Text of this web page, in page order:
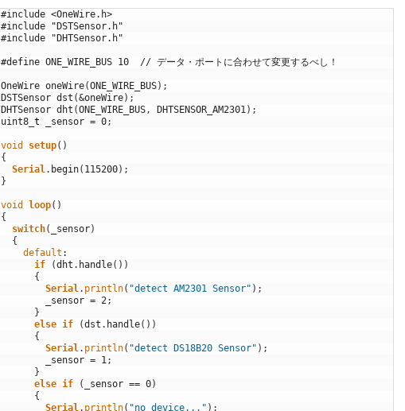
#include <OneWire.h>
#include "DSTSensor.h"
#include "DHTSensor.h"
#define ONE_WIRE_BUS 10  // データ・ポートに合わせて変更するべし！
OneWire oneWire(ONE_WIRE_BUS) ;
DSTSensor dst (&oneWire) ;
DHTSensor dht (ONE_WIRE_BUS , DHTSENSOR_AM2301 ) ;
uint8 t _sensor = 0;
void setup( )
{
Serial . begin( 115200) ;
}
void loop( )
{
switch( _sensor)
{
default :
if
(dht . handle( ) )
{
Serial . println( "detect AM2301 Sensor" ) ;
_sensor = 2 ;
}
else if (dst . handle( ) )
{
Serial . println( "detect DS18B20 Sensor" ) ;
_sensor = 1 ;
}
else if ( _sensor == 0)
{
Serial . println( "no device..." ) ;